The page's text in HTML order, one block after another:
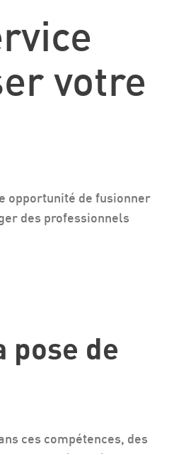
votre
opportunité de fusionner
des professionnels
pose de
ces compétences, des